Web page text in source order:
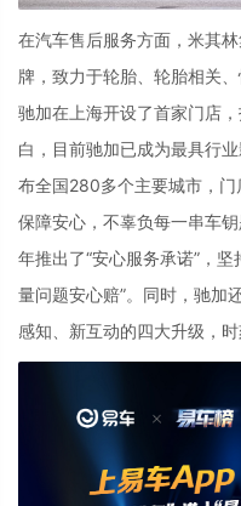
在汽车售后服务方面，米其
牌，致力于轮胎、轮胎相关
驰加在上海开设了首家门店
白，目前驰加已成为最具行
布全国280多个主要城市，门
保障安心，不辜负每一串车
年推出了“安心服务承诺”，
量问题安心赔”。同时，驰加
感知、新互动的四大升级，时